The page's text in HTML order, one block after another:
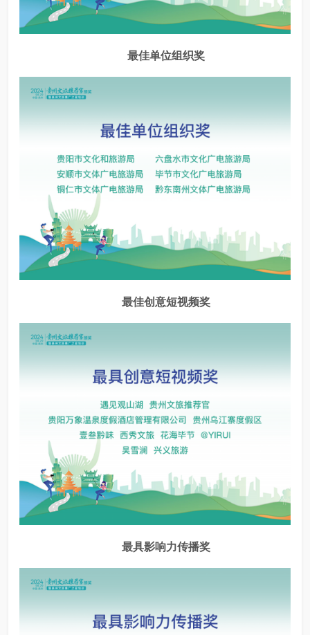
最佳单位组织奖
最佳创意短视频奖
最具影响力传播奖